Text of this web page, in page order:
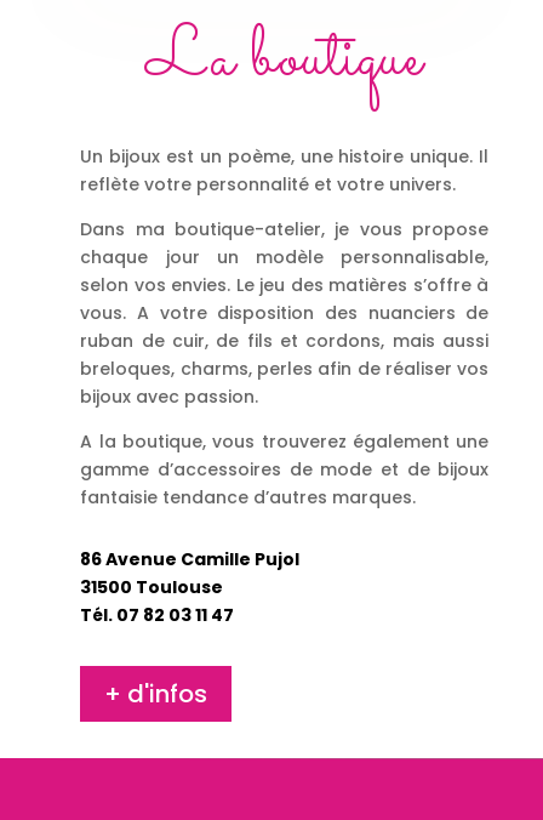
La boutique
Un bijoux est un poème, une histoire unique. Il
reflète votre personnalité et votre univers.
Dans ma boutique-atelier, je vous propose
chaque jour un modèle personnalisable,
selon vos envies. Le jeu des matières s’offre à
vous. A votre disposition des nuanciers de
ruban de cuir, de fils et cordons, mais aussi
breloques, charms, perles afin de réaliser vos
bijoux avec passion.
A la boutique, vous trouverez également une
gamme d’accessoires de mode et de bijoux
fantaisie tendance d’autres marques.
86 Avenue Camille Pujol
31500 Toulouse
Tél. 07 82 03 11 47
+ d'infos